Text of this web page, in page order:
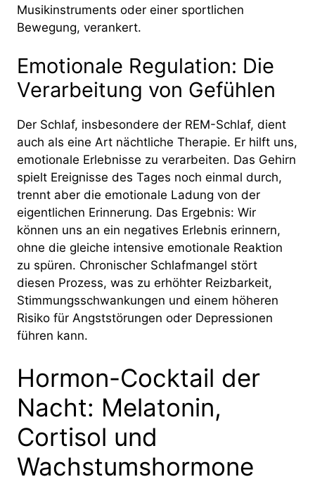
Musikinstruments oder einer sportlichen
Bewegung, verankert.
Emotionale Regulation: Die
Verarbeitung von Gefühlen
Der Schlaf, insbesondere der REM-Schlaf, dient
auch als eine Art nächtliche Therapie. Er hilft uns,
emotionale Erlebnisse zu verarbeiten. Das Gehirn
spielt Ereignisse des Tages noch einmal durch,
trennt aber die emotionale Ladung von der
eigentlichen Erinnerung. Das Ergebnis: Wir
können uns an ein negatives Erlebnis erinnern,
ohne die gleiche intensive emotionale Reaktion
zu spüren. Chronischer Schlafmangel stört
diesen Prozess, was zu erhöhter Reizbarkeit,
Stimmungsschwankungen und einem höheren
Risiko für Angststörungen oder Depressionen
führen kann.
Hormon-Cocktail der
Nacht: Melatonin,
Cortisol und
Wachstumshormone